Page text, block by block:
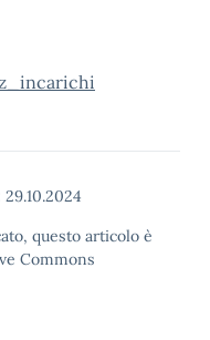
29.10.2024
questo articolo è
Commons